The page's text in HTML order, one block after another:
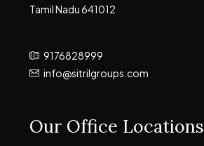
Tamil Nadu 641012
9176828999
info@sitrilgroups.com
Our Office Locations